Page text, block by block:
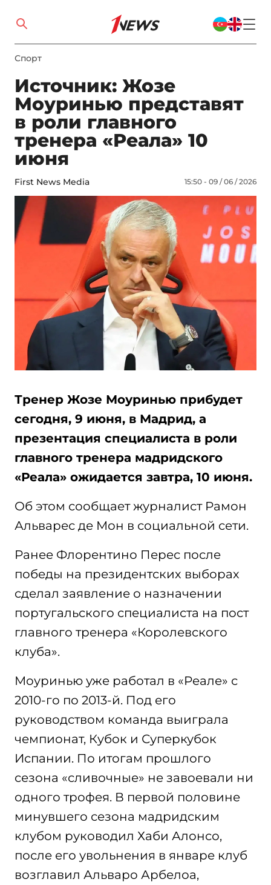
Спорт
Источник: Жозе
Моуринью представят
в роли главного
тренера «Реала» 10
июня
First News Media 15:50 - 09 / 06 / 2026
Тренер Жозе Моуринью прибудет
сегодня, 9 июня, в Мадрид, а
презентация специалиста в роли
главного тренера мадридского
«Реала» ожидается завтра, 10 июня.
Об этом сообщает журналист Рамон
Альварес де Мон в социальной сети.
Ранее Флорентино Перес после
победы на президентских выборах
сделал заявление о назначении
португальского специалиста на пост
главного тренера «Королевского
клуба».
Моуринью уже работал в «Реале» с
2010-го по 2013-й. Под его
руководством команда выиграла
чемпионат, Кубок и Суперкубок
Испании. По итогам прошлого
сезона «сливочные» не завоевали ни
одного трофея. В первой половине
минувшего сезона мадридским
клубом руководил Хаби Алонсо,
после его увольнения в январе клуб
возглавил Альваро Арбелоа,